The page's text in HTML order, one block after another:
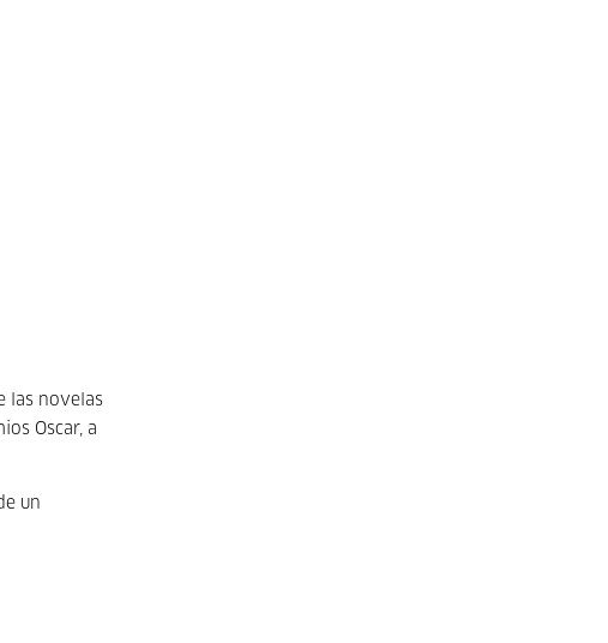
las novelas
Oscar, a
un